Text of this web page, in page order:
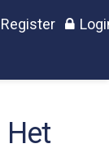
Register
Het